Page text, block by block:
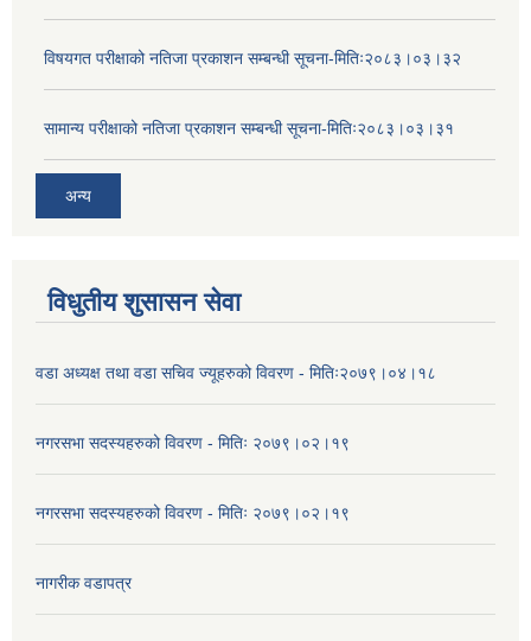
विषयगत परीक्षाको नतिजा प्रकाशन सम्बन्धी सूचना-मितिः२०८३।०३।३२
सामान्य परीक्षाको नतिजा प्रकाशन सम्बन्धी सूचना-मितिः२०८३।०३।३१
अन्य
विधुतीय शुसासन सेवा
वडा अध्यक्ष तथा वडा सचिव ज्यूहरुको विवरण - मितिः२०७९।०४।१८
नगरसभा सदस्यहरुको विवरण - मितिः २०७९।०२।१९
नगरसभा सदस्यहरुको विवरण - मितिः २०७९।०२।१९
नागरीक वडापत्र